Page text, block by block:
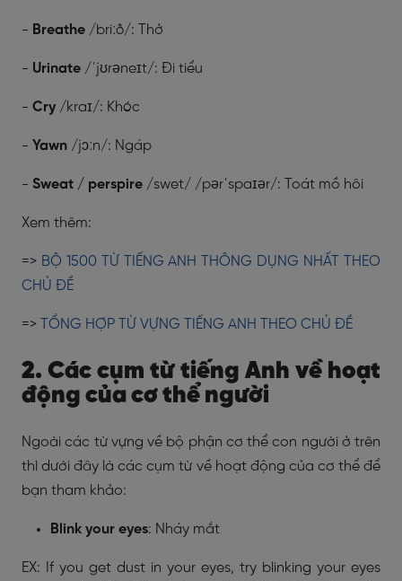
- Breathe /briːð/: Thở
- Urinate /ˈjʊrəneɪt/: Đi tiểu
- Cry /kraɪ/: Khóc
- Yawn /jɔːn/: Ngáp
- Sweat / perspire /swet/ /pərˈspaɪər/: Toát mồ hôi
Xem thêm:
=> BỘ 1500 TỪ TIẾNG ANH THÔNG DỤNG NHẤT THEO
CHỦ ĐỀ
=> TỔNG HỢP TỪ VỰNG TIẾNG ANH THEO CHỦ ĐỀ
2. Các cụm từ tiếng Anh về hoạt
động của cơ thể người
Ngoài các từ vựng về bộ phận cơ thể con người ở trên
thì dưới đây là các cụm từ về hoạt động của cơ thể để
bạn tham khảo:
Blink your eyes: Nháy mắt
EX: If you get dust in your eyes, try blinking your eyes